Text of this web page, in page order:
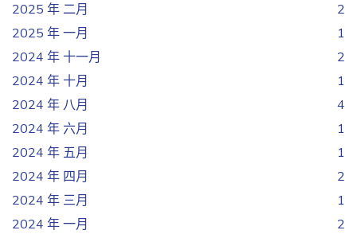
2025 年 二月
2
2025 年 一月
1
2024 年 十一月
2
2024 年 十月
1
2024 年 八月
4
2024 年 六月
1
2024 年 五月
1
2024 年 四月
2
2024 年 三月
1
2024 年 一月
2